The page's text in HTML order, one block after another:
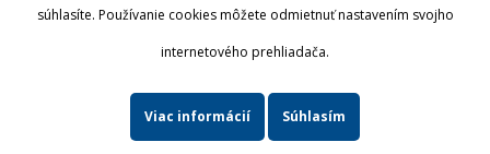
© Copyright 2025 ZENA-R Slovakia s.r.o. | Všetky práva vyhradené
súhlasíte. Používanie cookies môžete odmietnuť nastavením svojho
internetového prehliadača.
Viac informácií Súhlasím